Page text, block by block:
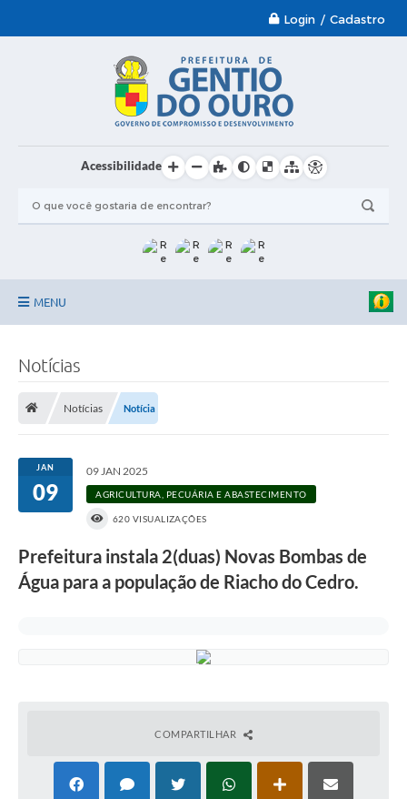
Login / Cadastro
Acessibilidade
MENU
Nossa Cidade
Contato
Notícias
Galeria de Vídeos
Notícias
Notícias Notícia
JAN
09
09 JAN 2025
AGRICULTURA, PECUÁRIA E ABASTECIMENTO
620 VISUALIZAÇÕES
Prefeitura instala 2(duas) Novas Bombas de
Água para a população de Riacho do Cedro.
COMPARTILHAR